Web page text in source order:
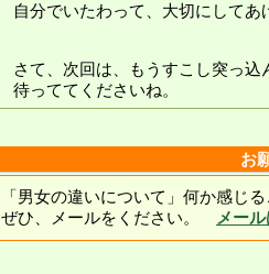
自分でいたわって、大切にしてあ
さて、次回は、もうすこし突っ込
待っててくださいね。
お
「男女の違いについて」何か感じ
ぜひ、メールをください。
メー